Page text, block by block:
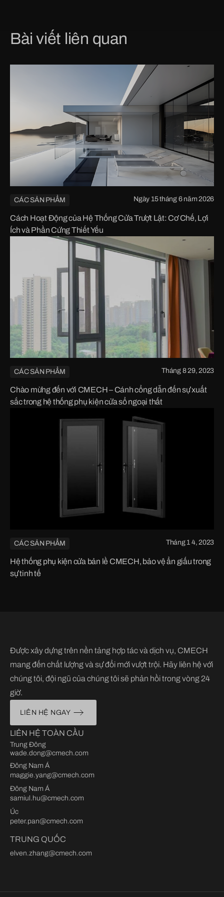
Bài viết liên quan
CÁC SẢN PHẨM Ngày 15 tháng 6 năm 2026
Cách Hoạt Động của Hệ Thống Cửa Trượt Lật: Cơ Chế, Lợi
Ích và Phần Cứng Thiết Yếu
CÁC SẢN PHẨM Tháng 8 29, 2023
Chào mừng đến với CMECH – Cánh cổng dẫn đến sự xuất
sắc trong hệ thống phụ kiện cửa sổ ngoại thất
CÁC SẢN PHẨM Tháng 1 4, 2023
Hệ thống phụ kiện cửa bản lề CMECH, bảo vệ ẩn giấu trong
sự tinh tế
Được xây dựng trên nền tảng hợp tác và dịch vụ, CMECH
mang đến chất lượng và sự đổi mới vượt trội. Hãy liên hệ với
chúng tôi, đội ngũ của chúng tôi sẽ phản hồi trong vòng 24
giờ.
LIÊN HỆ NGAY
LIÊN HỆ TOÀN CẦU
Trung Đông
wade.dong@cmech.com
Đông Nam Á
maggie.yang@cmech.com
Đông Nam Á
samiul.hu@cmech.com
Úc
peter.pan@cmech.com
TRUNG QUỐC
elven.zhang@cmech.com